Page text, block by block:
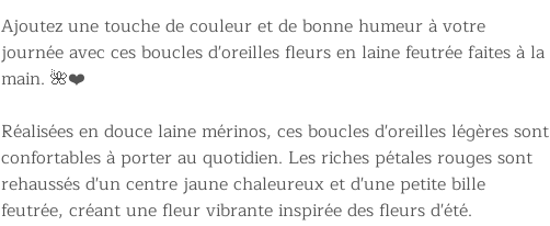
Ajoutez une touche de couleur et de bonne humeur à votre
journée avec ces boucles d'oreilles fleurs en laine feutrée faites à la
main. 🌺❤️
Réalisées en douce laine mérinos, ces boucles d'oreilles légères sont
confortables à porter au quotidien. Les riches pétales rouges sont
rehaussés d'un centre jaune chaleureux et d'une petite bille
feutrée, créant une fleur vibrante inspirée des fleurs d'été.